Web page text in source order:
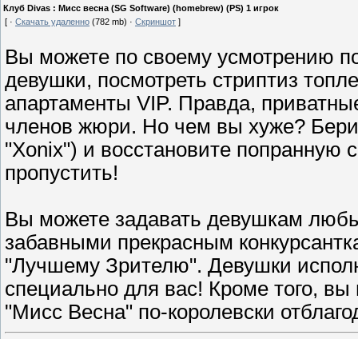
Клуб Divas : Мисс весна (SG Software) (homebrew) (PS) 1 игрок
[ · Скачать удаленно (782 mb) · Скриншот ]
Вы можете по своему усмотрению
девушки, посмотреть стриптиз
апартаменты VIP. Правда,
членов жюри. Но чем вы хуже?
"Xonix") и восстановите попранную
пропустить!
Вы можете задавать девушкам
забавными прекрасным
"Лучшему Зрителю". Девушки
специально для вас! Кроме того, вы
"Мисс Весна" по-королевски